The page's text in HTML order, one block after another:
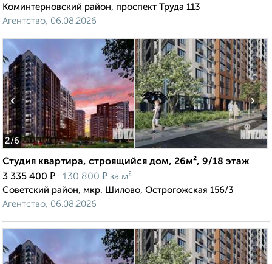
Коминтерновский район, проспект Труда 113
Агентство, 06.08.2026
2/6
‹ ›
Студия квартира, строящийся дом, 26м², 9/18 этаж
3 335 400 ₽ 130 800 ₽ за м²
Советский район, мкр. Шилово, Острогожская 156/3
Агентство, 06.08.2026